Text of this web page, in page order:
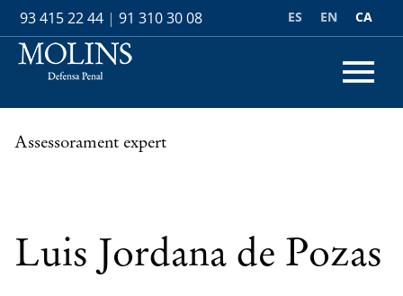
93 415 22 44 | 91 310 30 08 CA
EN
ES
Assessorament expert
Luis Jordana de Pozas